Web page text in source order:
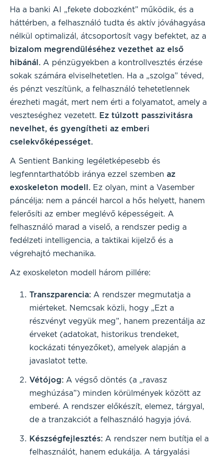
Ha a banki AI „fekete dobozként” működik, és a
háttérben, a felhasználó tudta és aktív jóváhagyása
nélkül optimalizál, átcsoportosít vagy befektet, az a
bizalom megrendüléséhez vezethet az első
hibánál. A pénzügyekben a kontrollvesztés érzése
sokak számára elviselhetetlen. Ha a „szolga” téved,
és pénzt veszítünk, a felhasználó tehetetlennek
érezheti magát, mert nem érti a folyamatot, amely a
veszteséghez vezetett. Ez túlzott passzivitásra
nevelhet, és gyengítheti az emberi
cselekvőképességet.
A Sentient Banking legéletképesebb és
legfenntarthatóbb iránya ezzel szemben az
exoskeleton modell. Ez olyan, mint a Vasember
páncélja: nem a páncél harcol a hős helyett, hanem
felerősíti az ember meglévő képességeit. A
felhasználó marad a viselő, a rendszer pedig a
fedélzeti intelligencia, a taktikai kijelző és a
végrehajtó mechanika.
Az exoskeleton modell három pillére:
Transzparencia: A rendszer megmutatja a
miérteket. Nemcsak közli, hogy „Ezt a
részvényt vegyük meg”, hanem prezentálja az
érveket (adatokat, historikus trendeket,
kockázati tényezőket), amelyek alapján a
javaslatot tette.
Vétójog: A végső döntés (a „ravasz
meghúzása”) minden körülmények között az
emberé. A rendszer előkészít, elemez, tárgyal,
de a tranzakciót a felhasználó hagyja jóvá.
Készségfejlesztés: A rendszer nem butítja el a
felhasználót, hanem edukálja. A tárgyalási